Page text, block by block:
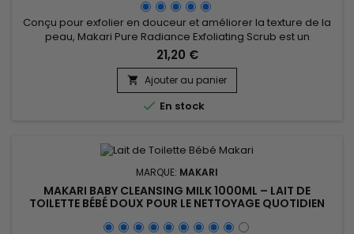
Conçu pour exfolier en douceur et améliorer la texture de la
peau, Makari Pure Radiance Exfoliating Scrub est un
gommage revitalisant et unifiant idéal pour retrouver une
peau plus douce, plus lisse et visiblement plus éclatante. Sa
formule associe Prunus Armeniaca (noyau d’abricot), billes
de jojoba, Aloe Vera, huile de pépins de grenade, Rice...
21,20 €
 Ajouter au panier
 En stock
MARQUE: MAKARI
MAKARI BABY CLEANSING MILK 1000ML – LAIT DE
TOILETTE BÉBÉ DOUX POUR LE NETTOYAGE QUOTIDIEN